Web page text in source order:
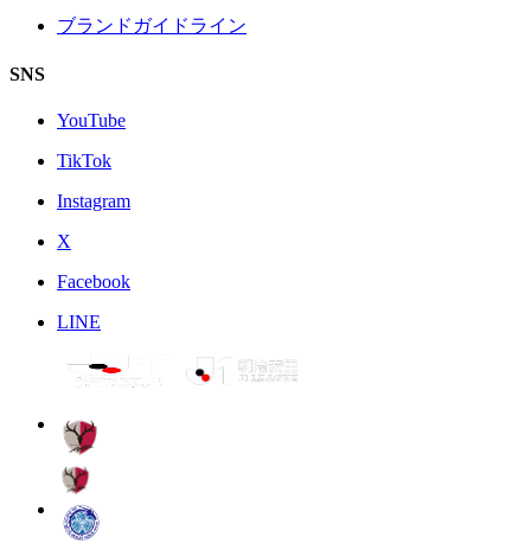
ブランドガイドライン
SNS
YouTube
TikTok
Instagram
X
Facebook
LINE